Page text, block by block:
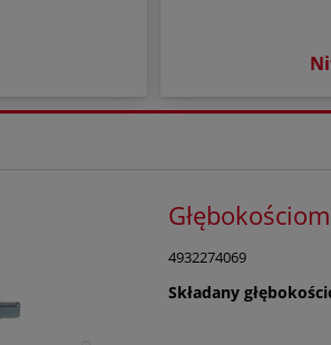
4932274069
Składany